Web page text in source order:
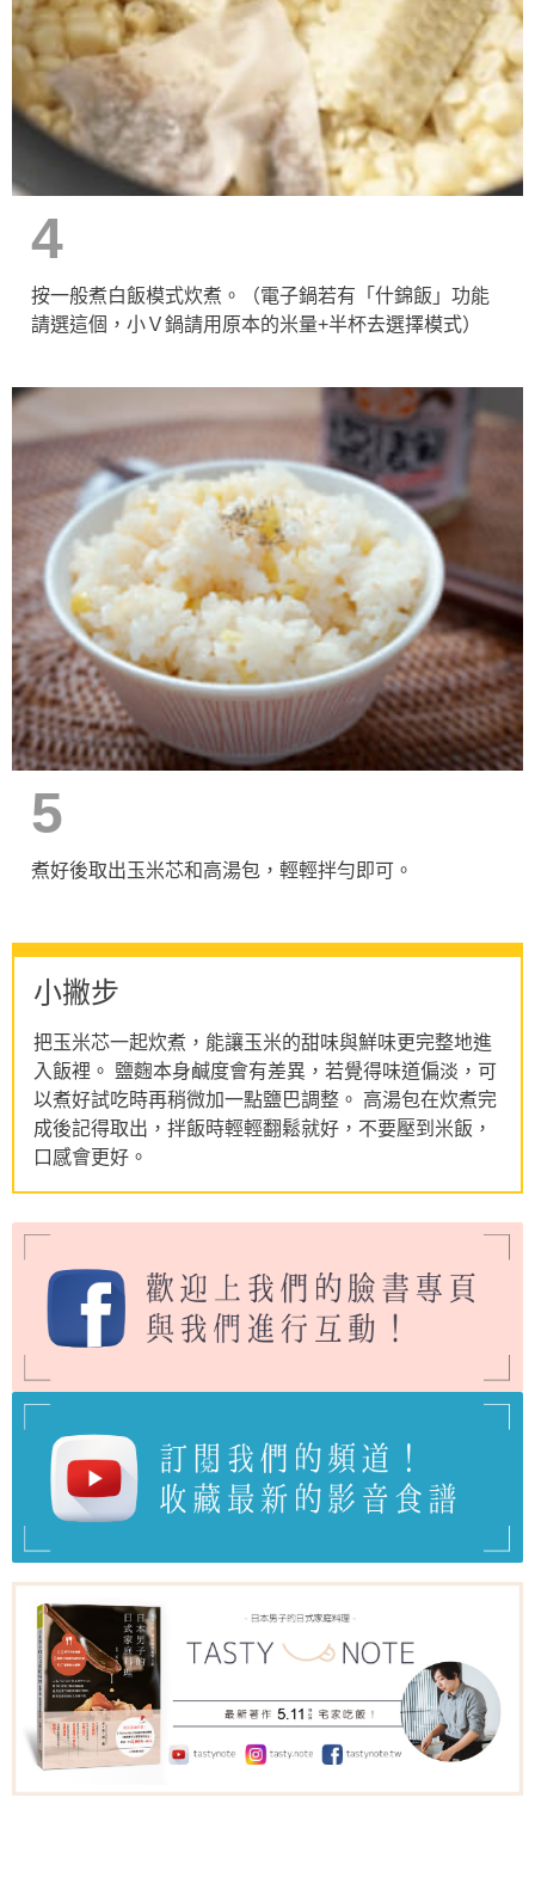
4
按一般煮白飯模式炊煮。（電子鍋若有「什錦飯」功能
請選這個，小Ｖ鍋請用原本的米量+半杯去選擇模式）
5
煮好後取出玉米芯和高湯包，輕輕拌勻即可。
小撇步
把玉米芯一起炊煮，能讓玉米的甜味與鮮味更完整地進
入飯裡。 鹽麴本身鹹度會有差異，若覺得味道偏淡，可
以煮好試吃時再稍微加一點鹽巴調整。 高湯包在炊煮完
成後記得取出，拌飯時輕輕翻鬆就好，不要壓到米飯，
口感會更好。